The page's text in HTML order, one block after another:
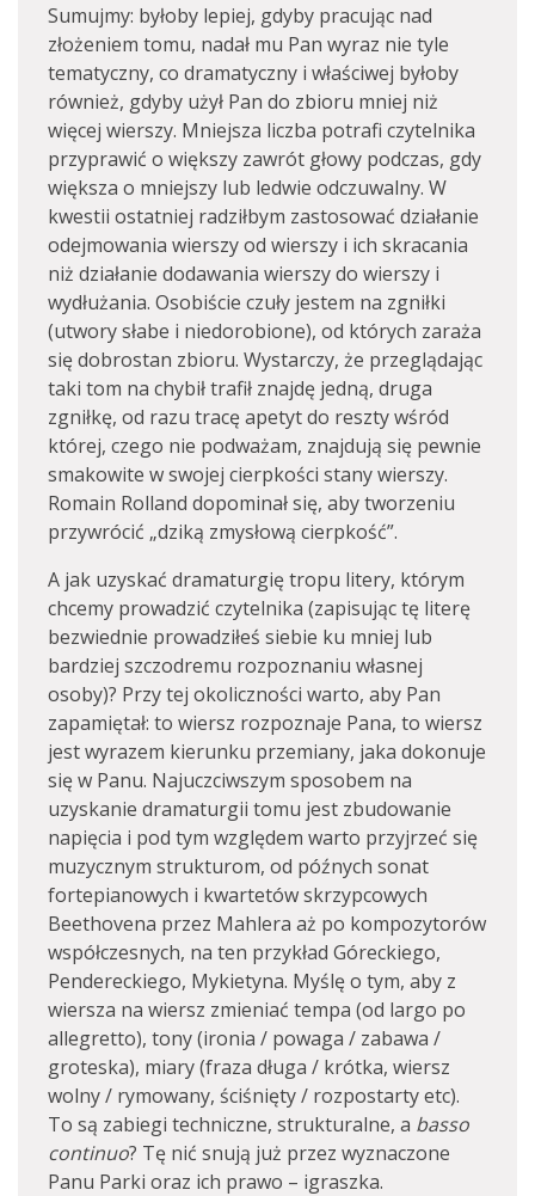
Sumujmy: byłoby lepiej, gdyby pracując nad
złożeniem tomu, nadał mu Pan wyraz nie tyle
tematyczny, co dramatyczny i właściwej byłoby
również, gdyby użył Pan do zbioru mniej niż
więcej wierszy. Mniejsza liczba potrafi czytelnika
przyprawić o większy zawrót głowy podczas, gdy
większa o mniejszy lub ledwie odczuwalny. W
kwestii ostatniej radziłbym zastosować działanie
odejmowania wierszy od wierszy i ich skracania
niż działanie dodawania wierszy do wierszy i
wydłużania. Osobiście czuły jestem na zgniłki
(utwory słabe i niedorobione), od których zaraża
się dobrostan zbioru. Wystarczy, że przeglądając
taki tom na chybił trafił znajdę jedną, druga
zgniłkę, od razu tracę apetyt do reszty wśród
której, czego nie podważam, znajdują się pewnie
smakowite w swojej cierpkości stany wierszy.
Romain Rolland dopominał się, aby tworzeniu
przywrócić „dziką zmysłową cierpkość”.
A jak uzyskać dramaturgię tropu litery, którym
chcemy prowadzić czytelnika (zapisując tę literę
bezwiednie prowadziłeś siebie ku mniej lub
bardziej szczodremu rozpoznaniu własnej
osoby)? Przy tej okoliczności warto, aby Pan
zapamiętał: to wiersz rozpoznaje Pana, to wiersz
jest wyrazem kierunku przemiany, jaka dokonuje
się w Panu. Najuczciwszym sposobem na
uzyskanie dramaturgii tomu jest zbudowanie
napięcia i pod tym względem warto przyjrzeć się
muzycznym strukturom, od późnych sonat
fortepianowych i kwartetów skrzypcowych
Beethovena przez Mahlera aż po kompozytorów
współczesnych, na ten przykład Góreckiego,
Pendereckiego, Mykietyna. Myślę o tym, aby z
wiersza na wiersz zmieniać tempa (od largo po
allegretto), tony (ironia / powaga / zabawa /
groteska), miary (fraza długa / krótka, wiersz
wolny / rymowany, ściśnięty / rozpostarty etc).
To są zabiegi techniczne, strukturalne, a basso
continuo? Tę nić snują już przez wyznaczone
Panu Parki oraz ich prawo – igraszka.